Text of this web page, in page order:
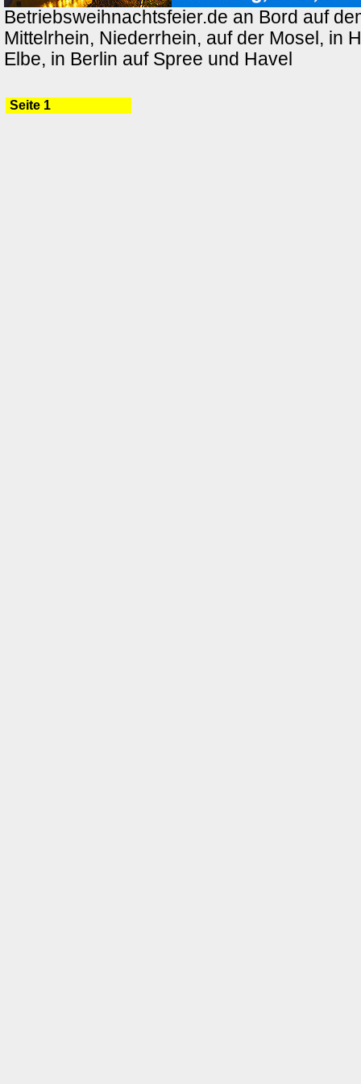
Betriebsweihnachtsfeier.de an Bord auf
Mittelrhein, Niederrhein, auf der Mosel, in
Elbe, in Berlin auf Spree und Havel
Seite 1